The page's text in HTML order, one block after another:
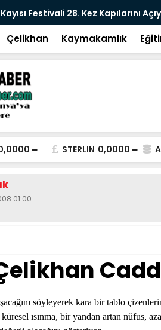
Siyasete: DEM Parti’nin Tarihi
Çelikhan Kaymakamlık
STERLIN 0,0000
01:00
söyleyerek kara bir tablo
ısınma, bir yandan artan nüfus,